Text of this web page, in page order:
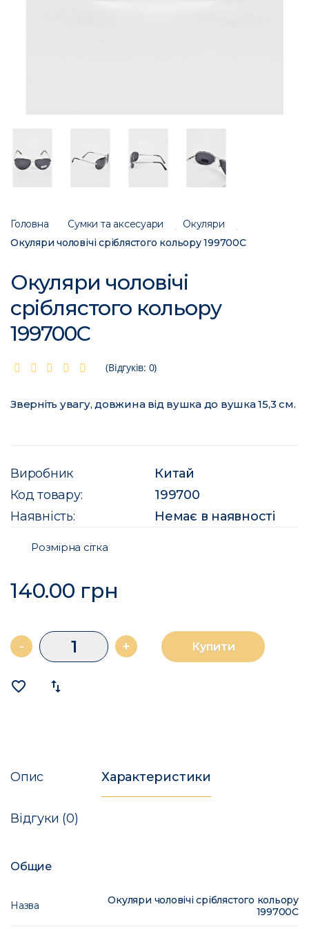
Головна Сумки та аксесуари
Окуляри
Окуляри чоловічі сріблястого кольору 199700C
Окуляри чоловічі
сріблястого кольору
199700C
(Відгуків: 0)
Зверніть увагу, довжина від вушка до вушка 15,3 см.
Виробник
Китай
Код товару:
199700
Наявність:
Немає в наявності
Розмірна сітка
140.00 грн
- + Купити
favorite_border import_export
Опис Характеристики
Відгуки (0)
Общие
Назва
Окуляри чоловічі сріблястого кольору
199700C